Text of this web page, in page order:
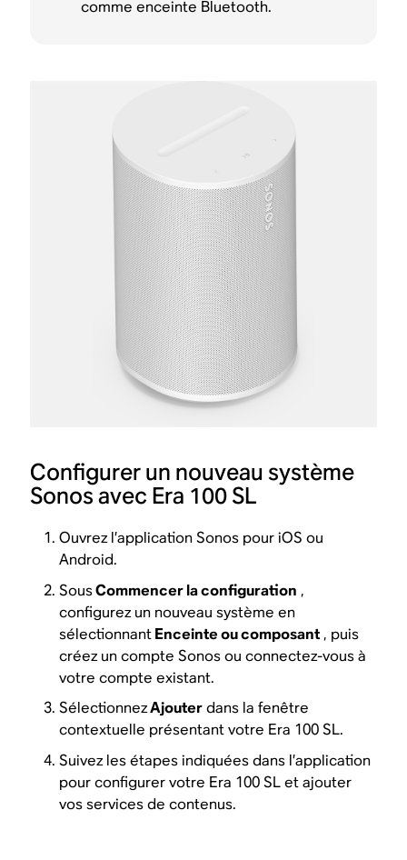
comme enceinte Bluetooth.
Configurer un nouveau système
Sonos avec Era 100 SL
Ouvrez l’application Sonos pour iOS ou
Android.
SousCommencer la configuration ,
configurez un nouveau système en
sélectionnantEnceinte ou composant, puis
créez un compte Sonos ou connectez-vous à
votre compte existant.
SélectionnezAjouterdans la fenêtre
contextuelle présentant votre Era 100 SL.
Suivez les étapes indiquées dans l’application
pour configurer votre Era 100 SL et ajouter
vos services de contenus.